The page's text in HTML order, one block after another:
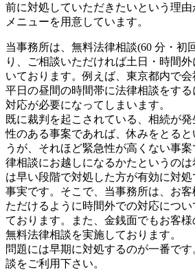
前に対処していただきたいという理
メニューを用意しています。
当事務所は、無料法律相談(60 分・初
り、ご相談いただければ土日・時間
いております。例えば、東京都内で
平日の昼間の時間帯に法律相談をす
対応が必要になってしまいます。
既に裁判を起こされている、相続が
性のある事案であれば、休みをとると
うが、それほど緊急性が高くない事
律相談にお越しになるかたというの
は早い段階で対処した方が有効に対
事実です。そこで、当事務所は、お
ただけるように時間外での対応につ
ております。また、金銭面でもお客様
無料法律相談を実施しております。
問題には早期に対処するのが一番で
談をご利用下さい。